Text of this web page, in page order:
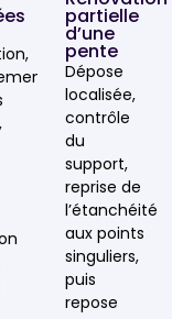
partielle
d’une
pente
Dépose
localisée,
contrôle
du
support,
reprise de
l’étanchéité
aux points
singuliers,
puis
repose